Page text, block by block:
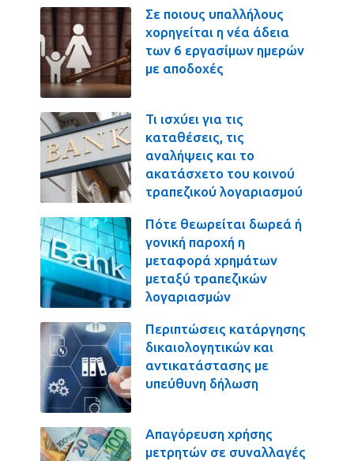
Σε ποιους υπαλλήλους
χορηγείται η νέα άδεια
των 6 εργασίμων ημερών
με αποδοχές
Τι ισχύει για τις
καταθέσεις, τις
αναλήψεις και το
ακατάσχετο του κοινού
τραπεζικού λογαριασμού
Πότε θεωρείται δωρεά ή
γονική παροχή η
μεταφορά χρημάτων
μεταξύ τραπεζικών
λογαριασμών
Περιπτώσεις κατάργησης
δικαιολογητικών και
αντικατάστασης με
υπεύθυνη δήλωση
Απαγόρευση χρήσης
μετρητών σε συναλλαγές